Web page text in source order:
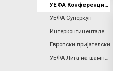
УЕФА Конференциска лига
УЕФА Суперкуп
Интерконтинентален Куп
Европски пријателски
УЕФА Лига на шампиони (Ж)